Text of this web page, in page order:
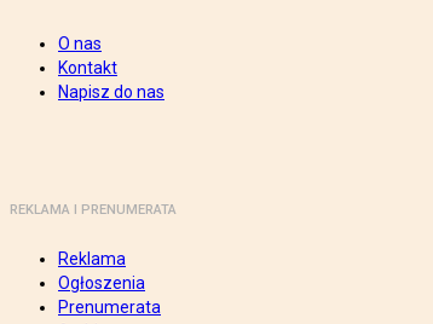
O nas
Kontakt
Napisz do nas
REKLAMA I PRENUMERATA
Reklama
Ogłoszenia
Prenumerata